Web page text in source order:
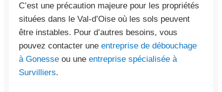
C’est une précaution majeure pour les propriétés
situées dans le Val-d’Oise où les sols peuvent
être instables. Pour d’autres besoins, vous
pouvez contacter une entreprise de débouchage
à Gonesse ou une entreprise spécialisée à
Survilliers.